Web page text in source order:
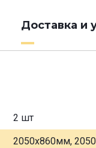
Доставка и
2 шт
2050х860мм,